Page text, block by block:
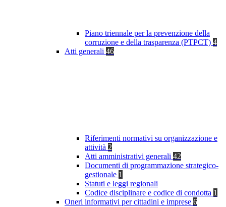
Piano triennale per la prevenzione della
corruzione e della trasparenza (PTPCT) 4
Atti generali 46
Riferimenti normativi su organizzazione e
attività 2
Atti amministrativi generali 42
Documenti di programmazione strategico-
gestionale 1
Statuti e leggi regionali
Codice disciplinare e codice di condotta 1
Oneri informativi per cittadini e imprese 6